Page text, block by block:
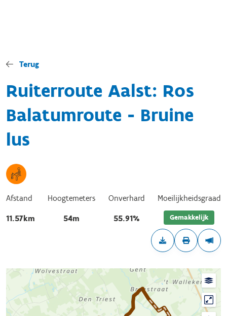
Terug
Ruiterroute Aalst: Ros
Balatumroute - Bruine
lus
Afstand
11.57km
Hoogtemeters
54m
Onverhard
55.91%
Moeilijkheidsgraad
Gemakkelijk